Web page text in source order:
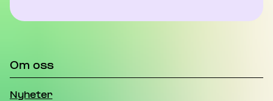
Om oss
Nyheter